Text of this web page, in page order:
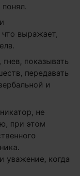
выражает,
показывать
передавать
и
не
при этом
уважение, когда